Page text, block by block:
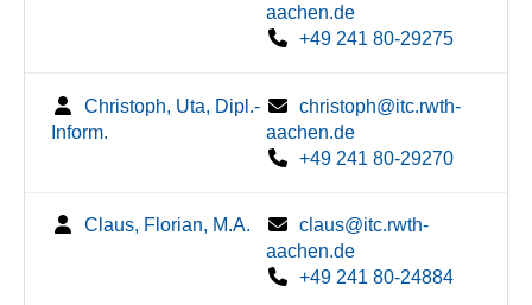
aachen.de
+49 241 80-29275
Christoph, Uta, Dipl.-
Inform.
christoph@itc.rwth-
aachen.de
+49 241 80-29270
Claus, Florian, M.A.
claus@itc.rwth-
aachen.de
+49 241 80-24884